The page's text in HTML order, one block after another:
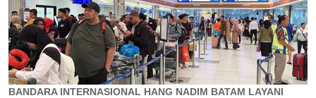
BANDARA INTERNASIONAL HANG NADIM BATAM LAYANI